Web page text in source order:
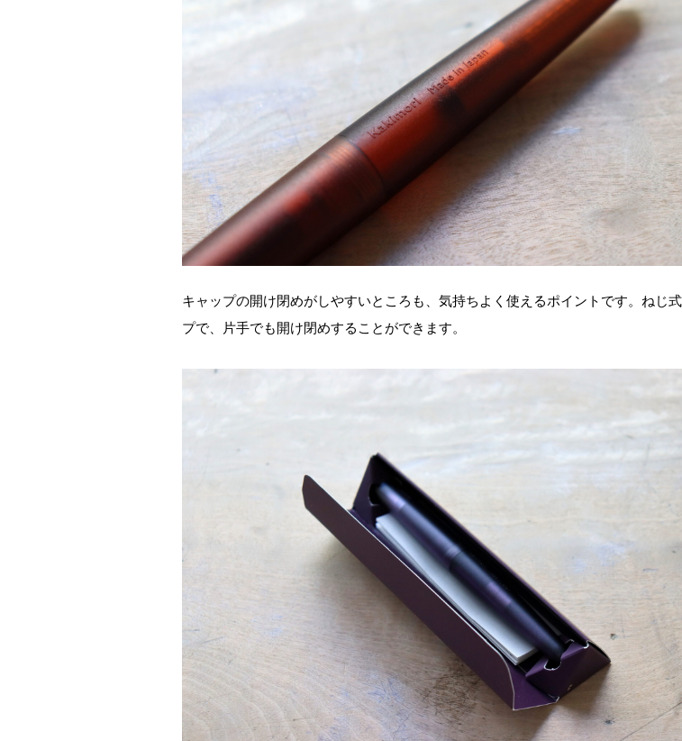
キャップの開け閉めがしやすいところも、気持ちよく使えるポイントです。ねじ
プで、片手でも開け閉めすることができます。